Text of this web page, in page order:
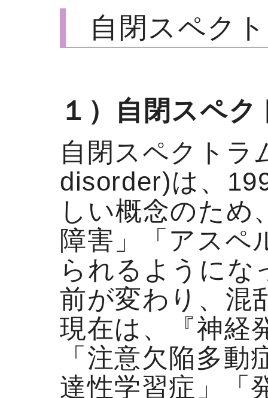
自閉スペク
１）自閉スペ
自閉スペクトラ
disorder)は、
しい概念のため
障害」「アスペ
られるようにな
前が変わり、混
現在は、『神経
「注意欠陥多
達性学習症」「